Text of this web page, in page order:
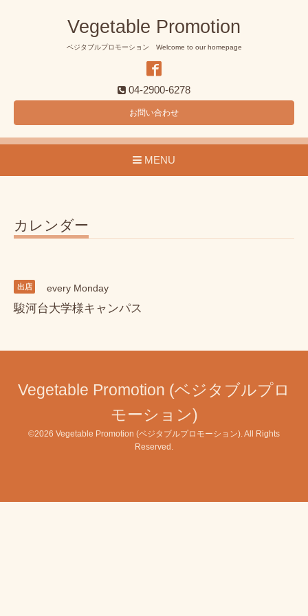
Vegetable Promotion
ベジタブルプロモーション Welcome to our homepage
04-2900-6278
お問い合わせ
MENU
カレンダー
出店 every Monday
駿河台大学様キャンパス
Vegetable Promotion (ベジタブルプロ
モーション)
©2026 Vegetable Promotion (ベジタブルプロモーション) . All Rights
Reserved.